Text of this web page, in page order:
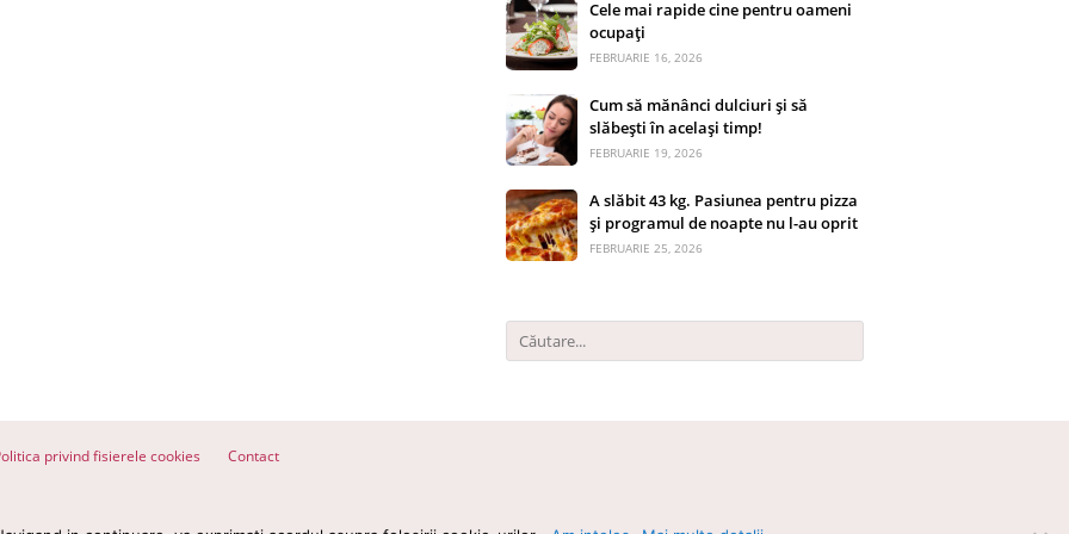
Cele mai rapide cine pentru oameni
ocupați
FEBRUARIE 16, 2026
Cum să mănânci dulciuri și să
slăbești în același timp!
FEBRUARIE 19, 2026
A slăbit 43 kg. Pasiunea pentru pizza
și programul de noapte nu l-au oprit
FEBRUARIE 25, 2026
privind fisierele cookies Contact